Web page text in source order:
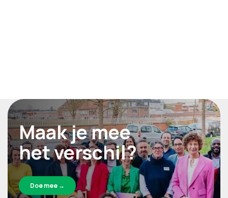
Maak je mee
het verschil?
Doe mee →